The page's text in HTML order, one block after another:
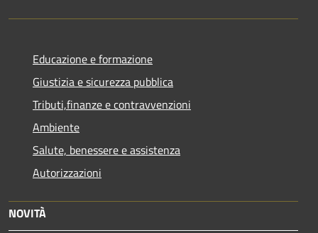
Educazione e formazione
Giustizia e sicurezza pubblica
Tributi,finanze e contravvenzioni
Ambiente
Salute, benessere e assistenza
Autorizzazioni
NOVITÀ